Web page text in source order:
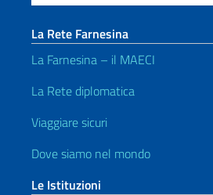
La Rete Farnesina
La Farnesina – il MAECI
La Rete diplomatica
Viaggiare sicuri
Dove siamo nel mondo
Le Istituzioni